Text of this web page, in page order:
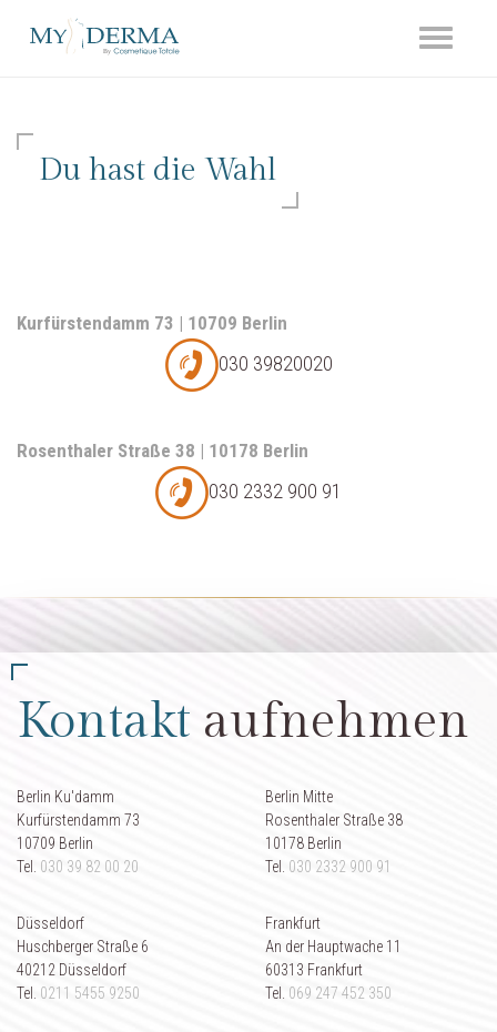
Toggle
Du hast die Wahl
Kurfürstendamm 73 | 10709 Berlin
030 39820020
Rosenthaler Straße 38 | 10178 Berlin
030 2332 900 91
Kontakt aufnehmen
Berlin Ku'damm
Kurfürstendamm 73
10709 Berlin
Tel. 030 39 82 00 20
Berlin Mitte
Rosenthaler Straße 38
10178 Berlin
Tel. 030 2332 900 91
Düsseldorf
Huschberger Straße 6
40212 Düsseldorf
Tel. 0211 5455 9250
Frankfurt
An der Hauptwache 11
60313 Frankfurt
Tel. 069 247 452 350